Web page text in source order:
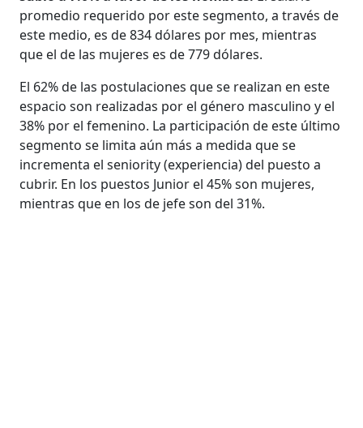
promedio requerido por este segmento, a través de
este medio, es de 834 dólares por mes, mientras
que el de las mujeres es de 779 dólares.
El 62% de las postulaciones que se realizan en este
espacio son realizadas por el género masculino y el
38% por el femenino. La participación de este último
segmento se limita aún más a medida que se
incrementa el seniority (experiencia) del puesto a
cubrir. En los puestos Junior el 45% son mujeres,
mientras que en los de jefe son del 31%.